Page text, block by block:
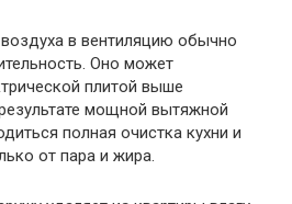
в вентиляцию обычно
Оно может
плитой выше
мощной вытяжной
полная очистка кухни и
от пара и жира.